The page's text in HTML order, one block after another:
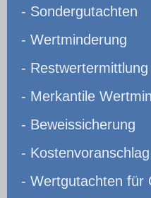
- Sondergutachten
- Wertminderung
- Restwertermittlung
- Merkantile
- Beweissicherung
- Kostenvoranschlag
- Wertgutachten für